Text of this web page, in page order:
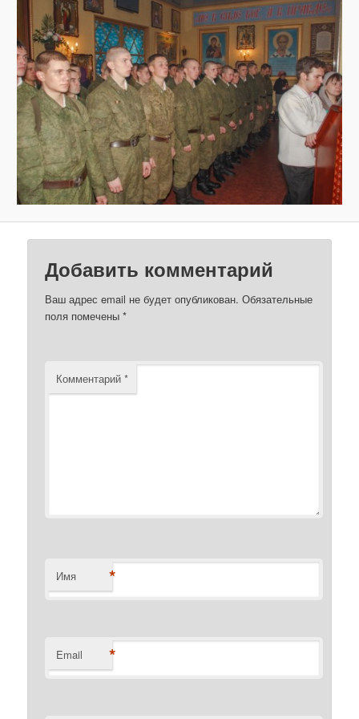
о
и
з
о
б
а
ж
е
н
м
Добавить комментарий
Ваш адрес email не будет опубликован. Обязательные
поля помечены*
Комментарий*
Имя *
Email *